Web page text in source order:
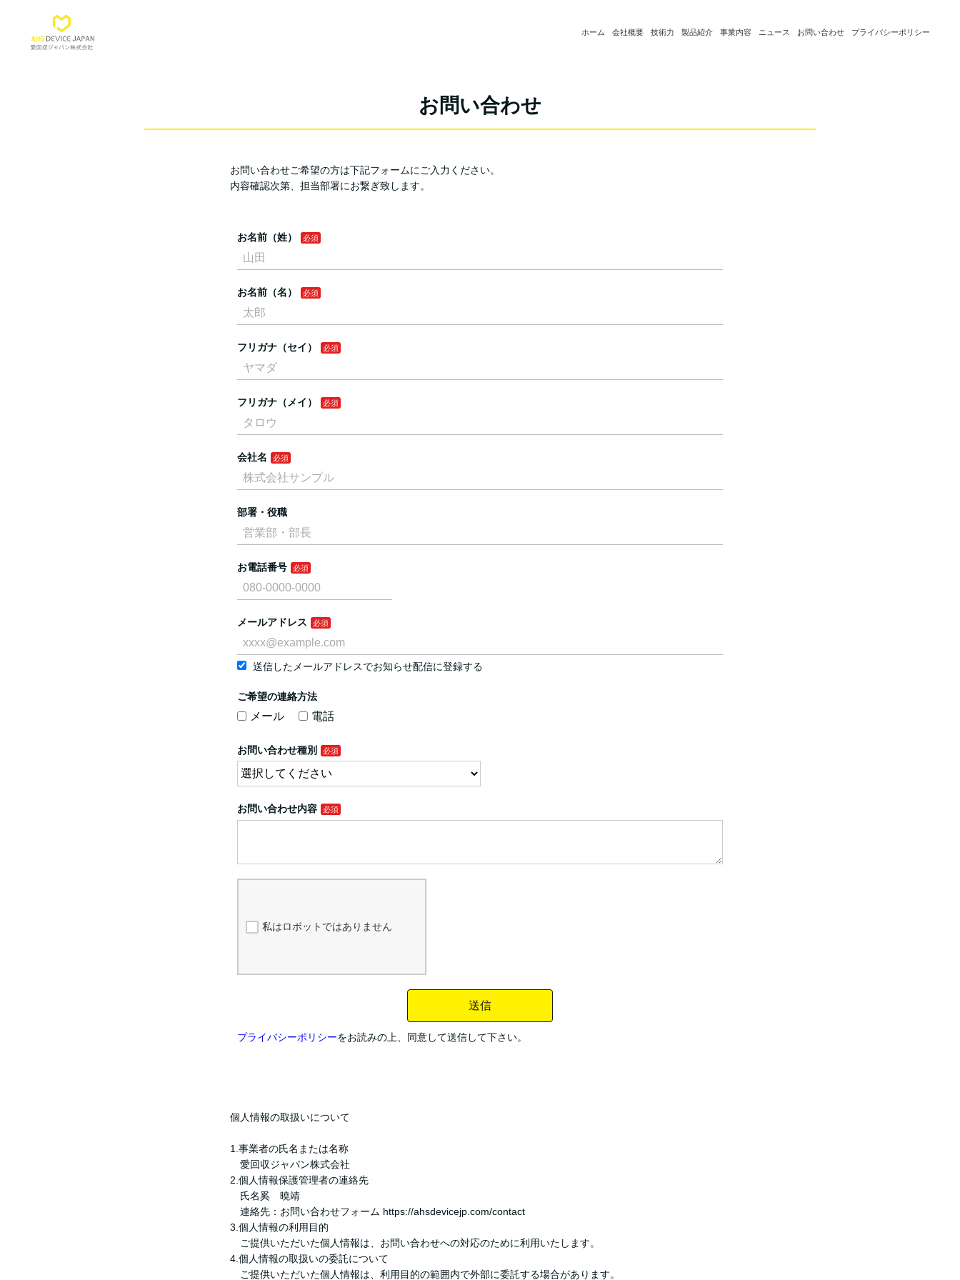
ホーム 会社概要 技術力 製品紹介 事業内容 ニュース お問い合わせ プライバシーポリシー
お問い合わせ
お問い合わせご希望の方は下記フォームにご入力ください。
内容確認次第、担当部署にお繋ぎ致します。
お名前（姓）
お名前（名）
フリガナ（セイ）
フリガナ（メイ）
会社名
部署・役職
お電話番号
メールアドレス
送信したメールアドレスでお知らせ配信に登録する
ご希望の連絡方法
メール 電話
お問い合わせ種別
お問い合わせ内容
私はロボットではありません
送信
プライバシーポリシーをお読みの上、同意して送信して下さい。
個人情報の取扱いについて
1.事業者の氏名または名称
愛回収ジャパン株式会社
2.個人情報保護管理者の連絡先
氏名奚 曉靖
連絡先：お問い合わせフォーム https://ahsdevicejp.com/contact
3.個人情報の利用目的
ご提供いただいた個人情報は、お問い合わせへの対応のために利用いたします。
4.個人情報の取扱いの委託について
ご提供いただいた個人情報は、利用目的の範囲内で外部に委託する場合があります。